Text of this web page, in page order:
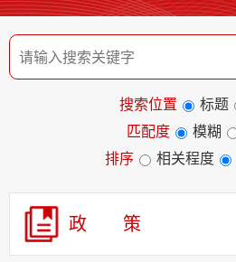
搜索位置 标题
匹配度
模糊
排序
相关程度
政 策